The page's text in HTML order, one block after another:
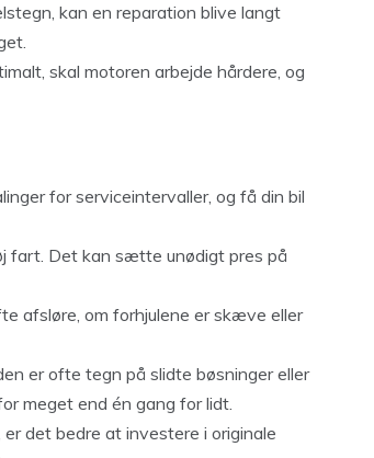
kan en reparation blive langt
skal motoren arbejde hårdere, og
for serviceintervaller, og få din bil
fart. Det kan sætte unødigt pres på
afsløre, om forhjulene er skæve eller
er ofte tegn på slidte bøsninger eller
meget end én gang for lidt.
det bedre at investere i originale